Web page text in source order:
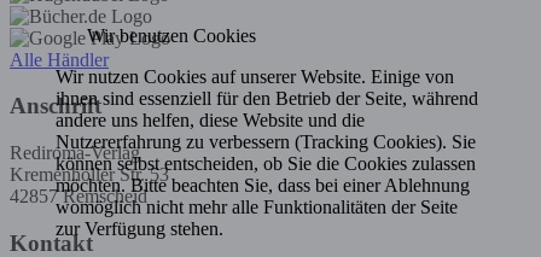
Alle Händler
Anschrift
Rediroma-Verlag
Kremenholler Str. 53
42857 Remscheid
Kontakt
Wir benutzen Cookies
Wir nutzen Cookies auf unserer Website. Einige von
ihnen sind essenziell für den Betrieb der Seite, während
andere uns helfen, diese Website und die
Nutzererfahrung zu verbessern (Tracking Cookies). Sie
können selbst entscheiden, ob Sie die Cookies zulassen
möchten. Bitte beachten Sie, dass bei einer Ablehnung
womöglich nicht mehr alle Funktionalitäten der Seite
zur Verfügung stehen.